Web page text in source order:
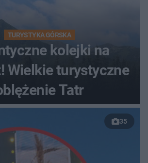
TURYSTYKA GÓRSKA
kolejki na
Wielkie turystyczne
Tatr
35